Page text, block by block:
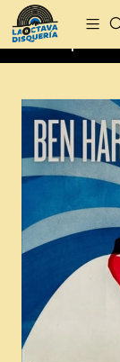
Inicio CD´S
Ben Harper -